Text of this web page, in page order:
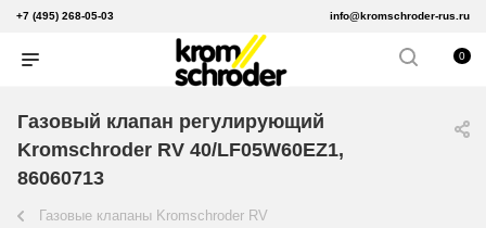
+7 (495) 268-05-03 info@kromschroder-rus.ru
0
Газовый клапан регулирующий
Kromschroder RV 40/LF05W60EZ1,
86060713
Газовые клапаны Kromschroder RV